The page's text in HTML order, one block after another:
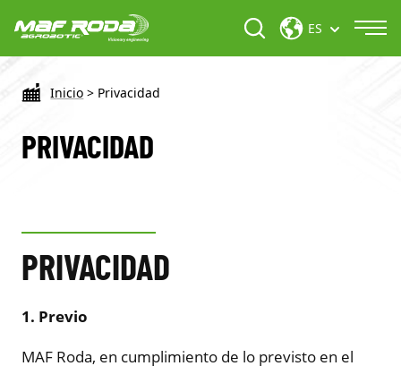
ES
Inicio > Privacidad
PRIVACIDAD
PRIVACIDAD
1. Previo
MAF Roda, en cumplimiento de lo previsto en el